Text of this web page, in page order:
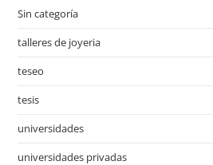
Sin categoría
talleres de joyeria
teseo
tesis
universidades
universidades privadas